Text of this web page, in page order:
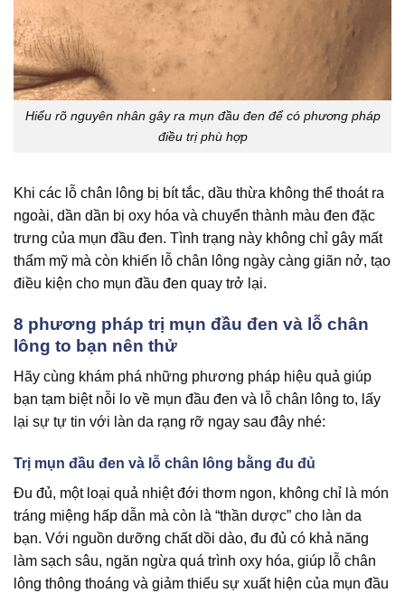
Hiểu rõ nguyên nhân gây ra mụn đầu đen để có phương pháp
điều trị phù hợp
Khi các lỗ chân lông bị bít tắc, dầu thừa không thể thoát ra
ngoài, dần dần bị oxy hóa và chuyển thành màu đen đặc
trưng của mụn đầu đen. Tình trạng này không chỉ gây mất
thẩm mỹ mà còn khiến lỗ chân lông ngày càng giãn nở, tạo
điều kiện cho mụn đầu đen quay trở lại.
8 phương pháp trị mụn đầu đen và lỗ chân
lông to bạn nên thử
Hãy cùng khám phá những phương pháp hiệu quả giúp
bạn tạm biệt nỗi lo về mụn đầu đen và lỗ chân lông to, lấy
lại sự tự tin với làn da rạng rỡ ngay sau đây nhé:
Trị mụn đầu đen và lỗ chân lông bằng đu đủ
Đu đủ, một loại quả nhiệt đới thơm ngon, không chỉ là món
tráng miệng hấp dẫn mà còn là “thần dược” cho làn da
bạn. Với nguồn dưỡng chất dồi dào, đu đủ có khả năng
làm sạch sâu, ngăn ngừa quá trình oxy hóa, giúp lỗ chân
lông thông thoáng và giảm thiểu sự xuất hiện của mụn đầu